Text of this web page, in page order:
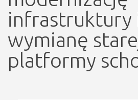
infrastruktury
wymianę
platformy